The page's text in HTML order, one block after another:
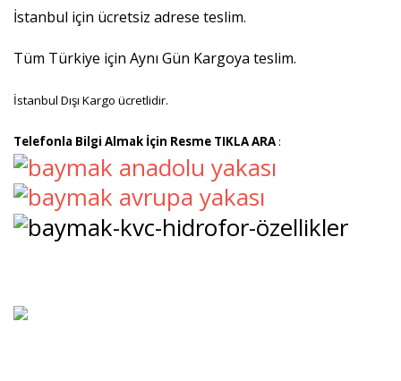
İstanbul için ücretsiz adrese teslim.
Tüm Türkiye için Aynı Gün Kargoya teslim.
İstanbul Dışı Kargo ücretlidir.
Telefonla Bilgi Almak İçin Resme TIKLA ARA :